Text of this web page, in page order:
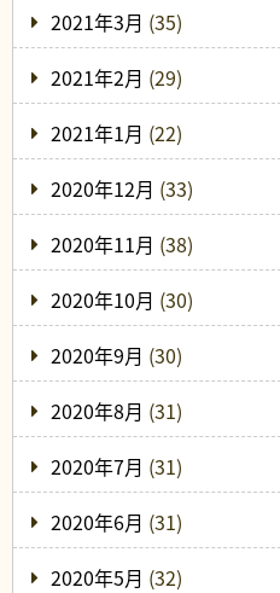
2021年3月 (35)
2021年2月 (29)
2021年1月 (22)
2020年12月 (33)
2020年11月 (38)
2020年10月 (30)
2020年9月 (30)
2020年8月 (31)
2020年7月 (31)
2020年6月 (31)
2020年5月 (32)